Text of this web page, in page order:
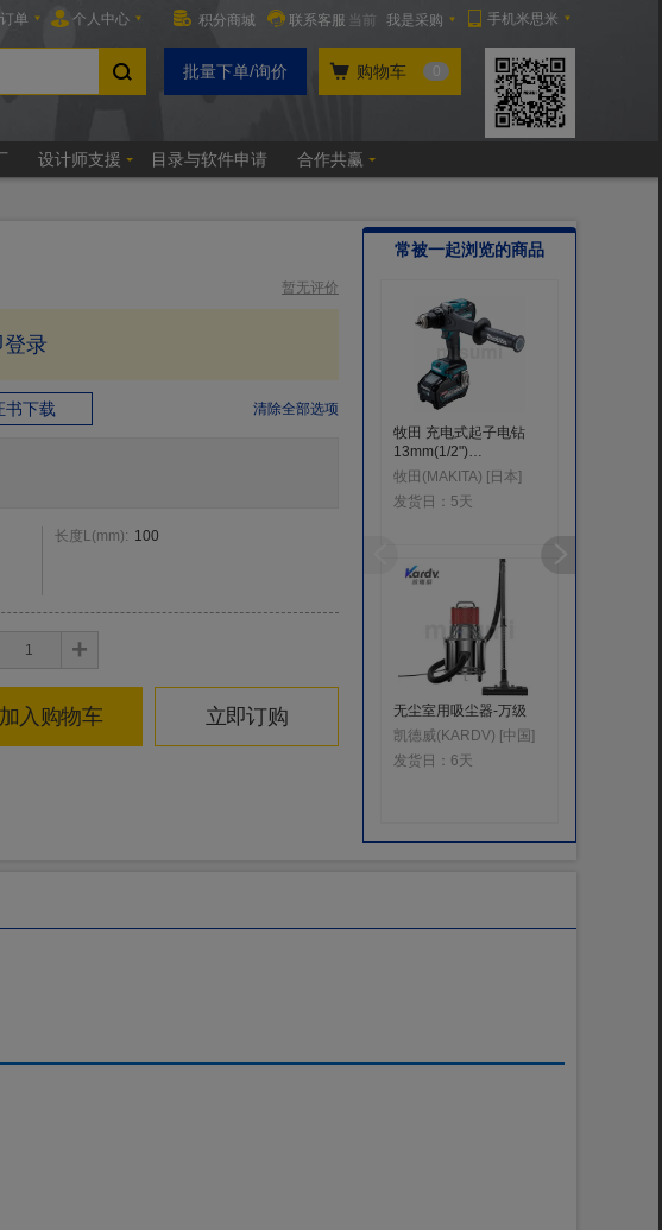
暂无评价
登录
书下载 清除全部选项
长度L(mm): 100
+
加入购物车 立即订购
常被一起浏览的商品
牧田 充电式起子电钻
13mm(1/2")
DF003GU201/GZ
牧田(MAKITA) [日本]
发货日： 5天
无尘室用吸尘器-万级
凯德威(KARDV) [中国]
发货日： 6天